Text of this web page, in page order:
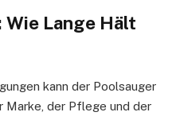
Lange Hält
kann der Poolsauger
Marke, der Pflege und der